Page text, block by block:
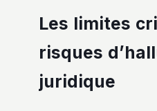
Les limites
risques
juridique